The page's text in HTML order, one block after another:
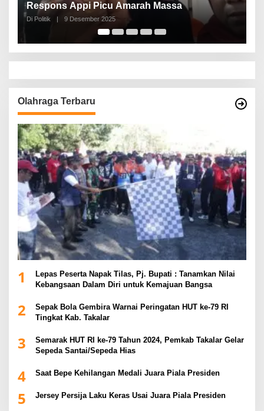
Appi Picu Amarah Massa
9 Desember 2025 Di Politik
Olahraga Terbaru
1
Lepas Peserta Napak Tilas, Pj. Bupati : Tanamkan Nilai
Kebangsaan Dalam Diri untuk Kemajuan Bangsa
2
Sepak Bola Gembira Warnai Peringatan HUT ke-79 RI
Tingkat Kab. Takalar
3
Semarak HUT RI ke-79 Tahun 2024, Pemkab Takalar Gelar
Sepeda Santai/Sepeda Hias
4 Saat Bepe Kehilangan Medali Juara Piala Presiden
5 Jersey Persija Laku Keras Usai Juara Piala Presiden